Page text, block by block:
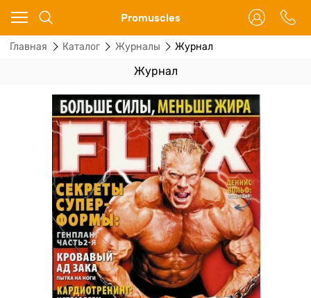
Promuscles
Главная Каталог Журналы Журнал
Журнал
Ваш город - Москва,
угадали?
ДА НЕТ